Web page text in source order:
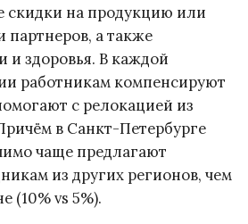
скидки на продукцию или
партнеров, а также
и здоровья. В каждой
работникам компенсируют
с релокацией из
в Санкт-Петербурге
чаще предлагают
из других регионов, чем
(10% vs 5%).